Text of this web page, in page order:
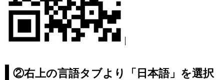
②右上の言語タブより 「日本語」 を選択